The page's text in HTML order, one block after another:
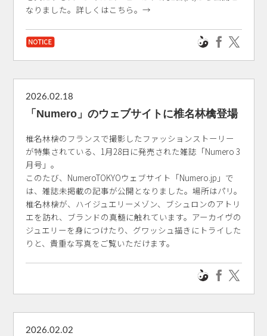
なりました。詳しくはこちら。→
2026.02.18
「Numero」のウェブサイトに椎名林檎登場
椎名林檎のフランスで撮影したファッションストーリー
が特集されている、1月28日に発売された雑誌「Numero 3
月号」。
このたび、NumeroTOKYOウェブサイト「Numero.jp」で
は、雑誌未掲載の記事が公開となりました。場所はパリ。
椎名林檎が、ハイジュエリーメゾン、ブシュロンのアトリ
エを訪れ、ブランドの真髄に触れています。アーカイヴの
ジュエリーを身につけたり、グワッシュ描きにトライした
りと、貴重な写真をご覧いただけます。
2026.02.02